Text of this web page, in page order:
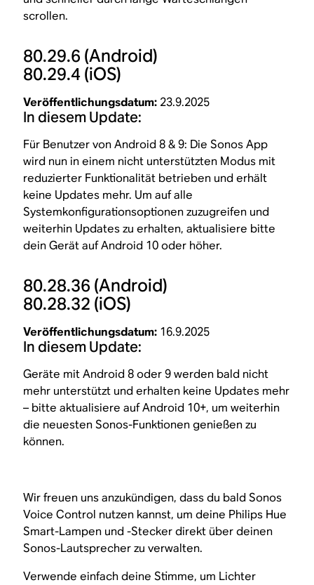
scrollen.
80.29.6 (Android)
80.29.4(iOS)
Veröffentlichungsdatum: 23.9.2025
In diesem Update:
Für Benutzer von Android 8 & 9: Die Sonos App
wird nun in einem nicht unterstützten Modus mit
reduzierter Funktionalität betrieben und erhält
keine Updates mehr. Um auf alle
Systemkonfigurationsoptionen zuzugreifen und
weiterhin Updates zu erhalten, aktualisiere bitte
dein Gerät auf Android 10 oder höher.
80.28.36 (Android)
80.28.32 (iOS)
Veröffentlichungsdatum: 16.9.2025
In diesem Update:
Geräte mit Android 8 oder 9 werden bald nicht
mehr unterstützt und erhalten keine Updates mehr
– bitte aktualisiere auf Android 10+, um weiterhin
die neuesten Sonos-Funktionen genießen zu
können.
Wir freuen uns anzukündigen, dass du bald Sonos
Voice Control nutzen kannst, um deine Philips Hue
Smart-Lampen und -Stecker direkt über deinen
Sonos-Lautsprecher zu verwalten.
Verwende einfach deine Stimme, um Lichter